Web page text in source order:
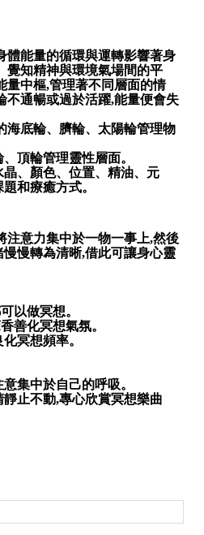
體能量的循環與運轉影響著身
覺知精神與環境氣場間的平
量中樞,管理著不同層面的情
不通暢或過於活躍,能量便會失
海底輪、臍輪、太陽輪管理物
頂輪管理靈性層面。
、顏色、位置、精油、元
和療癒方式。
注意力集中於一物一事上,然後
慢慢轉為清晰,借此可讓身心靈
以做冥想。
善化冥想氣氛。
冥想頻率。
意集中於自己的呼吸。
靜止不動,專心欣賞冥想樂曲